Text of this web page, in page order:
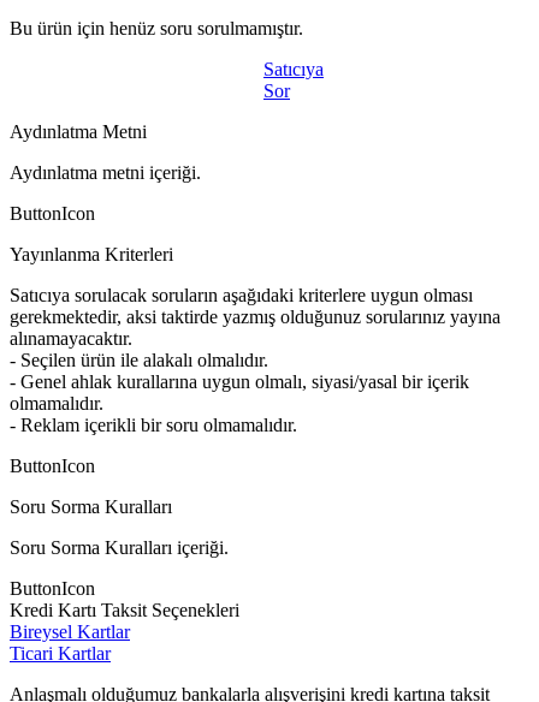
Bu ürün için henüz soru sorulmamıştır.
Satıcıya
Sor
Aydınlatma Metni
Aydınlatma metni içeriği.
ButtonIcon
Yayınlanma Kriterleri
Satıcıya sorulacak soruların aşağıdaki kriterlere uygun olması
gerekmektedir, aksi taktirde yazmış olduğunuz sorularınız yayına
alınamayacaktır.
- Seçilen ürün ile alakalı olmalıdır.
- Genel ahlak kurallarına uygun olmalı, siyasi/yasal bir içerik
olmamalıdır.
- Reklam içerikli bir soru olmamalıdır.
ButtonIcon
Soru Sorma Kuralları
Soru Sorma Kuralları içeriği.
ButtonIcon
Kredi Kartı Taksit Seçenekleri
Bireysel Kartlar
Ticari Kartlar
Anlaşmalı olduğumuz bankalarla alışverişini kredi kartına taksit